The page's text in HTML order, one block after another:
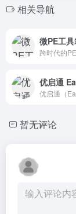
相关导航
微PE工
优启通
暂无评论